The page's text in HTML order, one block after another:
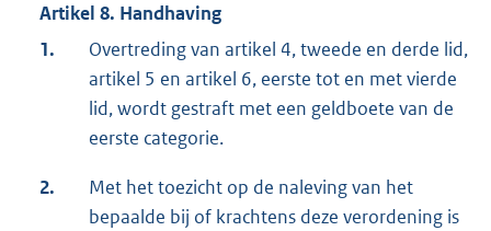
Artikel 8. Handhaving
1.
Overtreding van artikel 4, tweede en derde lid,
artikel 5 en artikel 6, eerste tot en met vierde
lid, wordt gestraft met een geldboete van de
eerste categorie.
2.
Met het toezicht op de naleving van het
bepaalde bij of krachtens deze verordening is